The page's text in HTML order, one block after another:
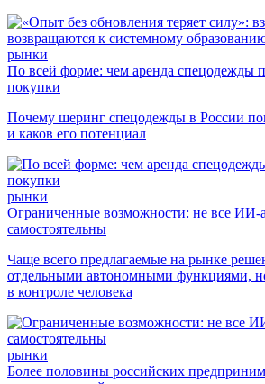
рынки
По всей форме: чем аренда спецодежды
покупки
Почему шеринг спецодежды в России
и каков его потенциал
рынки
Ограниченные возможности: не все ИИ-
самостоятельны
Чаще всего предлагаемые на рынке
отдельными автономными функциями,
в контроле человека
рынки
Более половины российских